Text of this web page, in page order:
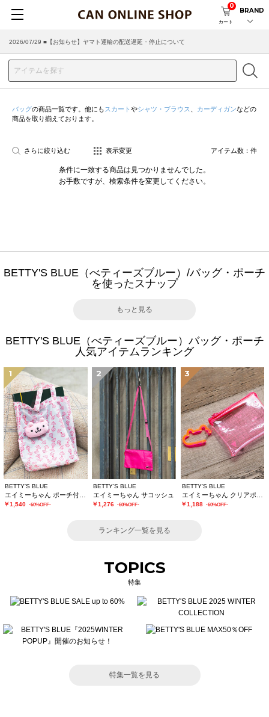
カート
0
BRAND
2026/07/29 ■【お知らせ】ヤマト運輸の配送遅延・停止について
2026/03/18 ■店舗受け取りサービスのご案内
バッグの商品一覧です。他にも スカート やシャツ・ブラウス カーディガンなどの
商品を取り揃えております。
さらに絞り込む 表示変更 アイテム数： 件
条件に一致する商品は見つかりませんでした。
お手数ですが、検索条件を変更してください。
BETTY'S BLUE（べティーズブルー）/バッグ・ポーチ
を使ったスナップ
もっと見る
BETTY'S BLUE（べティーズブルー）バッグ・ポーチ
人気アイテムランキング
1
BETTY'S BLUE
￥1,540 -60%OFF-
2
BETTY'S BLUE
エイミーちゃん サコッシュ
￥1,276 -60%OFF-
3
BETTY'S BLUE
￥1,188 -60%OFF-
ランキング一覧を見る
TOPICS
特集
特集一覧を見る